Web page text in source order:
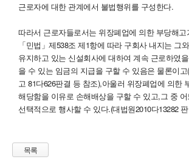
근로자에 대한 관계에서 불법행위를 구성한다.
따라서 근로자들로서는 위장폐업에 의한 부당해
「민법」제538조 제1항에 따라 구회사 내지는 그
유지하고 있는 신설회사에 대하여 계속 근로하였
을 수 있는 임금의 지급을 구할 수 있음은 물론이고
고 81다626판결 등 참조),아울러 위장폐업에 의한
해당함을 이유로 손해배상을 구할 수 있고,그 중
선택적으로 행사할 수 있다.(대법원2010다13282
목록